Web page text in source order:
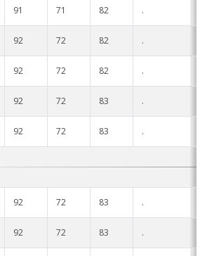
91 71 82 .
92 72 82 .
92 72 82 .
92 72 83 .
92 72 83 .
92 72 83 .
92 72 83 .